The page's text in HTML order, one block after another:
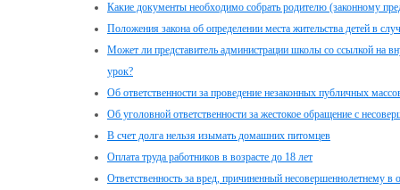
Какие документы необходимо собрать родителю (законному
Положения закона об определении места жительства детей в
Может ли представитель администрации школы со ссылкой на
урок?
Об ответственности за проведение незаконных публичных
Об уголовной ответственности за жестокое обращение с
В счет долга нельзя изымать домашних питомцев
Оплата труда работников в возрасте до 18 лет
Ответственность за вред, причиненный несовершеннолетнему в